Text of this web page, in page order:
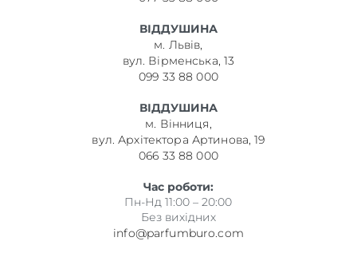
ВІДДУШИНА
м. Львів,
вул. Вірменська, 13
099 33 88 000
ВІДДУШИНА
м. Вінниця,
вул. Архітектора Артинова, 19
066 33 88 000
Час роботи:
Пн-Нд 11:00 – 20:00
Без вихідних
info@parfumburo.com